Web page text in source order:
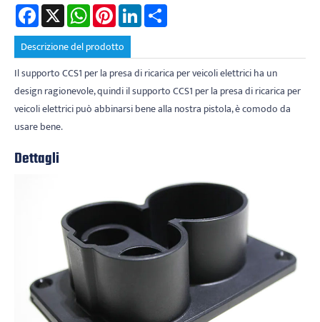
Facebook
X WhatsAppPinterestLinkedIn
Descrizione del prodotto
Il supporto CCS1 per la presa di ricarica per veicoli elettrici ha un
design ragionevole, quindi il supporto CCS1 per la presa di ricarica per
veicoli elettrici può abbinarsi bene alla nostra pistola, è comodo da
usare bene.
Dettagli